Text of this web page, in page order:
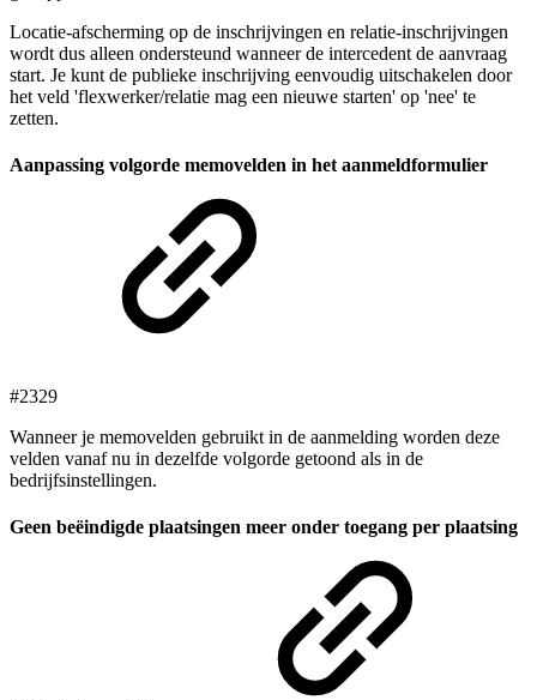
Locatie-afscherming op de inschrijvingen en relatie-inschrijvingen
wordt dus alleen ondersteund wanneer de intercedent de aanvraag
start. Je kunt de publieke inschrijving eenvoudig uitschakelen door
het veld 'flexwerker/relatie mag een nieuwe starten' op 'nee' te
zetten.
Aanpassing volgorde memovelden in het aanmeldformulier
#2329
Wanneer je memovelden gebruikt in de aanmelding worden deze
velden vanaf nu in dezelfde volgorde getoond als in de
bedrijfsinstellingen.
Geen beëindigde plaatsingen meer onder toegang per plaatsing